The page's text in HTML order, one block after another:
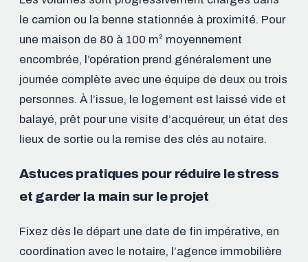
le camion ou la benne stationnée à proximité. Pour
une maison de 80 à 100 m² moyennement
encombrée, l’opération prend généralement une
journée complète avec une équipe de deux ou trois
personnes. À l’issue, le logement est laissé vide et
balayé, prêt pour une visite d’acquéreur, un état des
lieux de sortie ou la remise des clés au notaire.
Astuces pratiques pour réduire le stress
et garder la main sur le projet
Fixez dès le départ une date de fin impérative, en
coordination avec le notaire, l’agence immobilière